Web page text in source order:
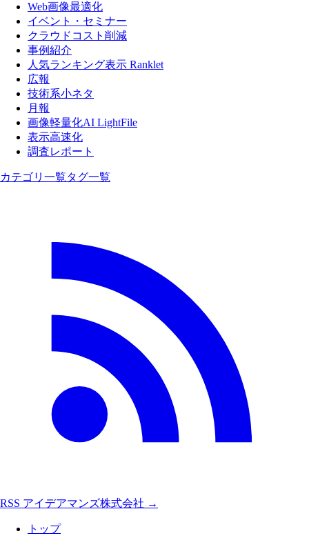
Web画像最適化
イベント・セミナー
クラウドコスト削減
事例紹介
人気ランキング表示 Ranklet
広報
技術系小ネタ
月報
画像軽量化AI LightFile
表示高速化
調査レポート
カテゴリ一覧タグ一覧
RSS アイデアマンズ株式会社 →
トップ